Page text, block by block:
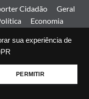
sua experiência de
PERMITIR
Cidadão
Geral
Economia
Expediente Home
os direitos reservados.